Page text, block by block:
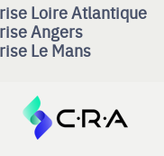
Loire Atlantique
Angers
Le Mans